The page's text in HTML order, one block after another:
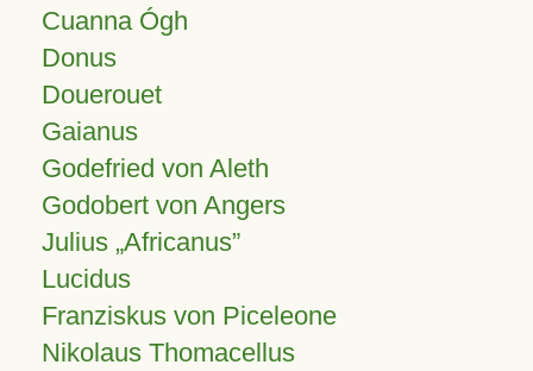
Cuanna Ógh
Donus
Douerouet
Gaianus
Godefried von Aleth
Godobert von Angers
Julius Africanus
Lucidus
Franziskus von Piceleone
Nikolaus Thomacellus